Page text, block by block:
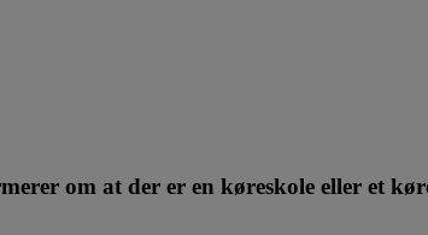
om at der er en køreskole eller et